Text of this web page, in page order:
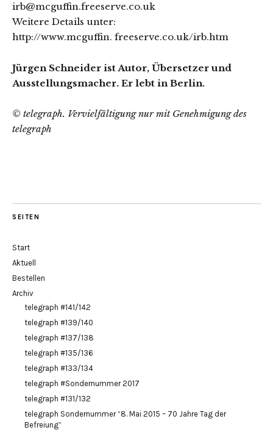
irb@mcguffin.freeserve.co.uk
Weitere Details unter:
http://www.mcguffin. freeserve.co.uk/irb.htm
Jürgen Schneider ist Autor, Übersetzer und
Ausstellungsmacher. Er lebt in Berlin.
© telegraph. Vervielfältigung nur mit Genehmigung des
telegraph
SEITEN
Start
Aktuell
Bestellen
Archiv
telegraph #141/142
telegraph #139/140
telegraph #137/138
telegraph #135/136
telegraph #133/134
telegraph #Sondernummer 2017
telegraph #131/132
telegraph Sondernummer “8. Mai 2015 – 70 Jahre Tag der
Befreiung”